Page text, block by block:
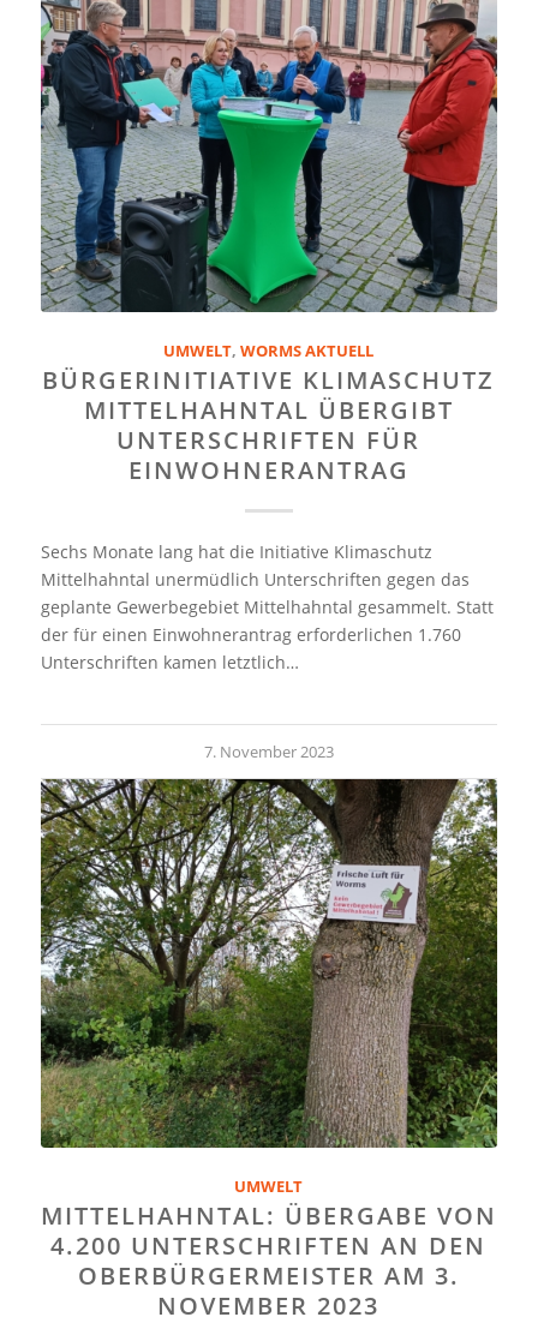
UMWELT,WORMS AKTUELL
BÜRGERINITIATIVE KLIMASCHUTZ
MITTELHAHNTAL ÜBERGIBT
UNTERSCHRIFTEN FÜR
EINWOHNERANTRAG
Sechs Monate lang hat die Initiative Klimaschutz
Mittelhahntal unermüdlich Unterschriften gegen das
geplante Gewerbegebiet Mittelhahntal gesammelt. Statt
der für einen Einwohnerantrag erforderlichen 1.760
Unterschriften kamen letztlich…
7. November 2023
UMWELT
MITTELHAHNTAL: ÜBERGABE VON
4.200 UNTERSCHRIFTEN AN DEN
OBERBÜRGERMEISTER AM 3.
NOVEMBER 2023